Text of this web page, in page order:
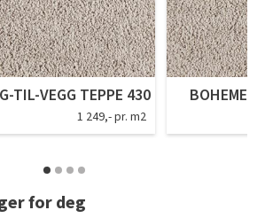
TIL-VEGG TEPPE 430
1 249,- pr. m2
BOHEME
for deg